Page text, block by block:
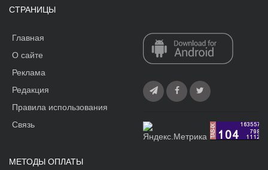
СТРАНИЦЫ
Главная
О сайте
Реклама
Редакция
Правила использования
Связь
МЕТОДЫ ОПЛАТЫ